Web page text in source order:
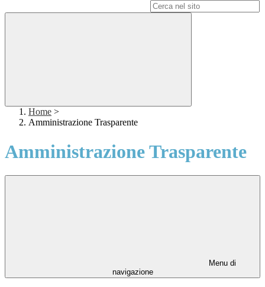
Home >
Amministrazione Trasparente
Amministrazione Trasparente
Menu di
navigazione